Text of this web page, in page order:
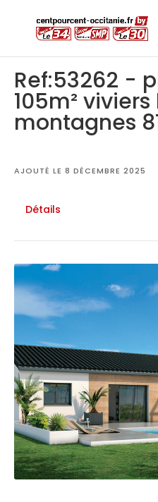
Ref:53262 -
105m² viviers
montagnes
AJOUTÉ LE 8 DÉCEMBRE 2025
Détails